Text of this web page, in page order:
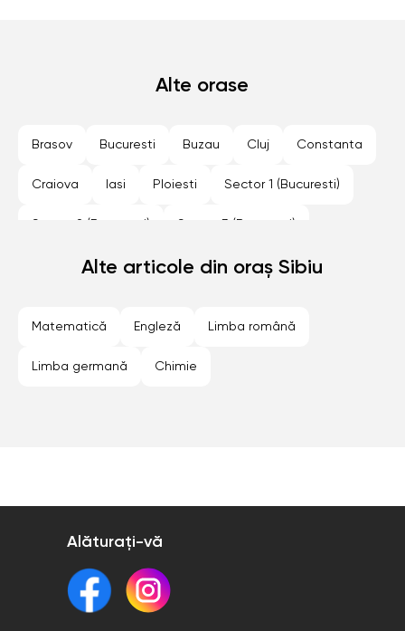
Alte orase
Brasov Bucuresti Buzau Cluj Constanta
Craiova Iasi Ploiesti Sector 1 (Bucuresti)
Sector 2 (Bucuresti) Sector 3 (Bucuresti)
Sector 4 (Bucuresti) Sector 5 (Bucuresti)
Alte articole din oraș Sibiu
Matematică Engleză Limba română
Limba germană Chimie
Alăturați-vă